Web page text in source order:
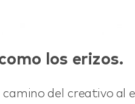
los erizos.
del creativo al